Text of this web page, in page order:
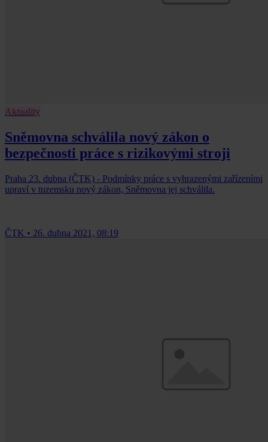
Aktuality
Sněmovna schválila nový zákon o
bezpečnosti práce s rizikovými stroji
Praha 23. dubna (ČTK) - Podmínky práce s vyhrazenými zařízeními
upraví v tuzemsku nový zákon, Sněmovna jej schválila.
ČTK • 26. dubna 2021, 08:19